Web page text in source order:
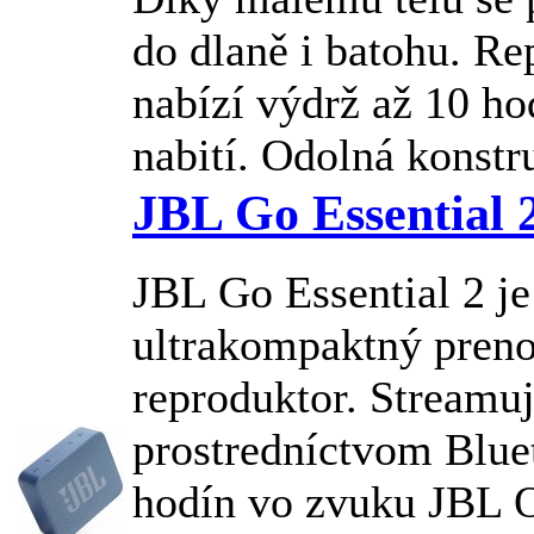
do dlaně i batohu.
nabízí výdrž až 10
nabití. Odolná
JBL Go Essential
JBL Go Essential 2 je
ultrakompaktný
reproduktor.
prostredníctvom
hodín vo zvuku JBL